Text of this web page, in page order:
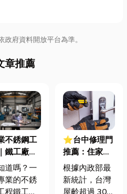
府資料開放平台為準。
章推薦
不銹鋼工
鐵工廠直
客製化設
製造、安
道嗎？一
業的不銹
⭐台中修理門
推薦：住家鐵
門卡住、大門
下垂怎麼辦？
維修費用與不
根據內政部最
新統計，台灣